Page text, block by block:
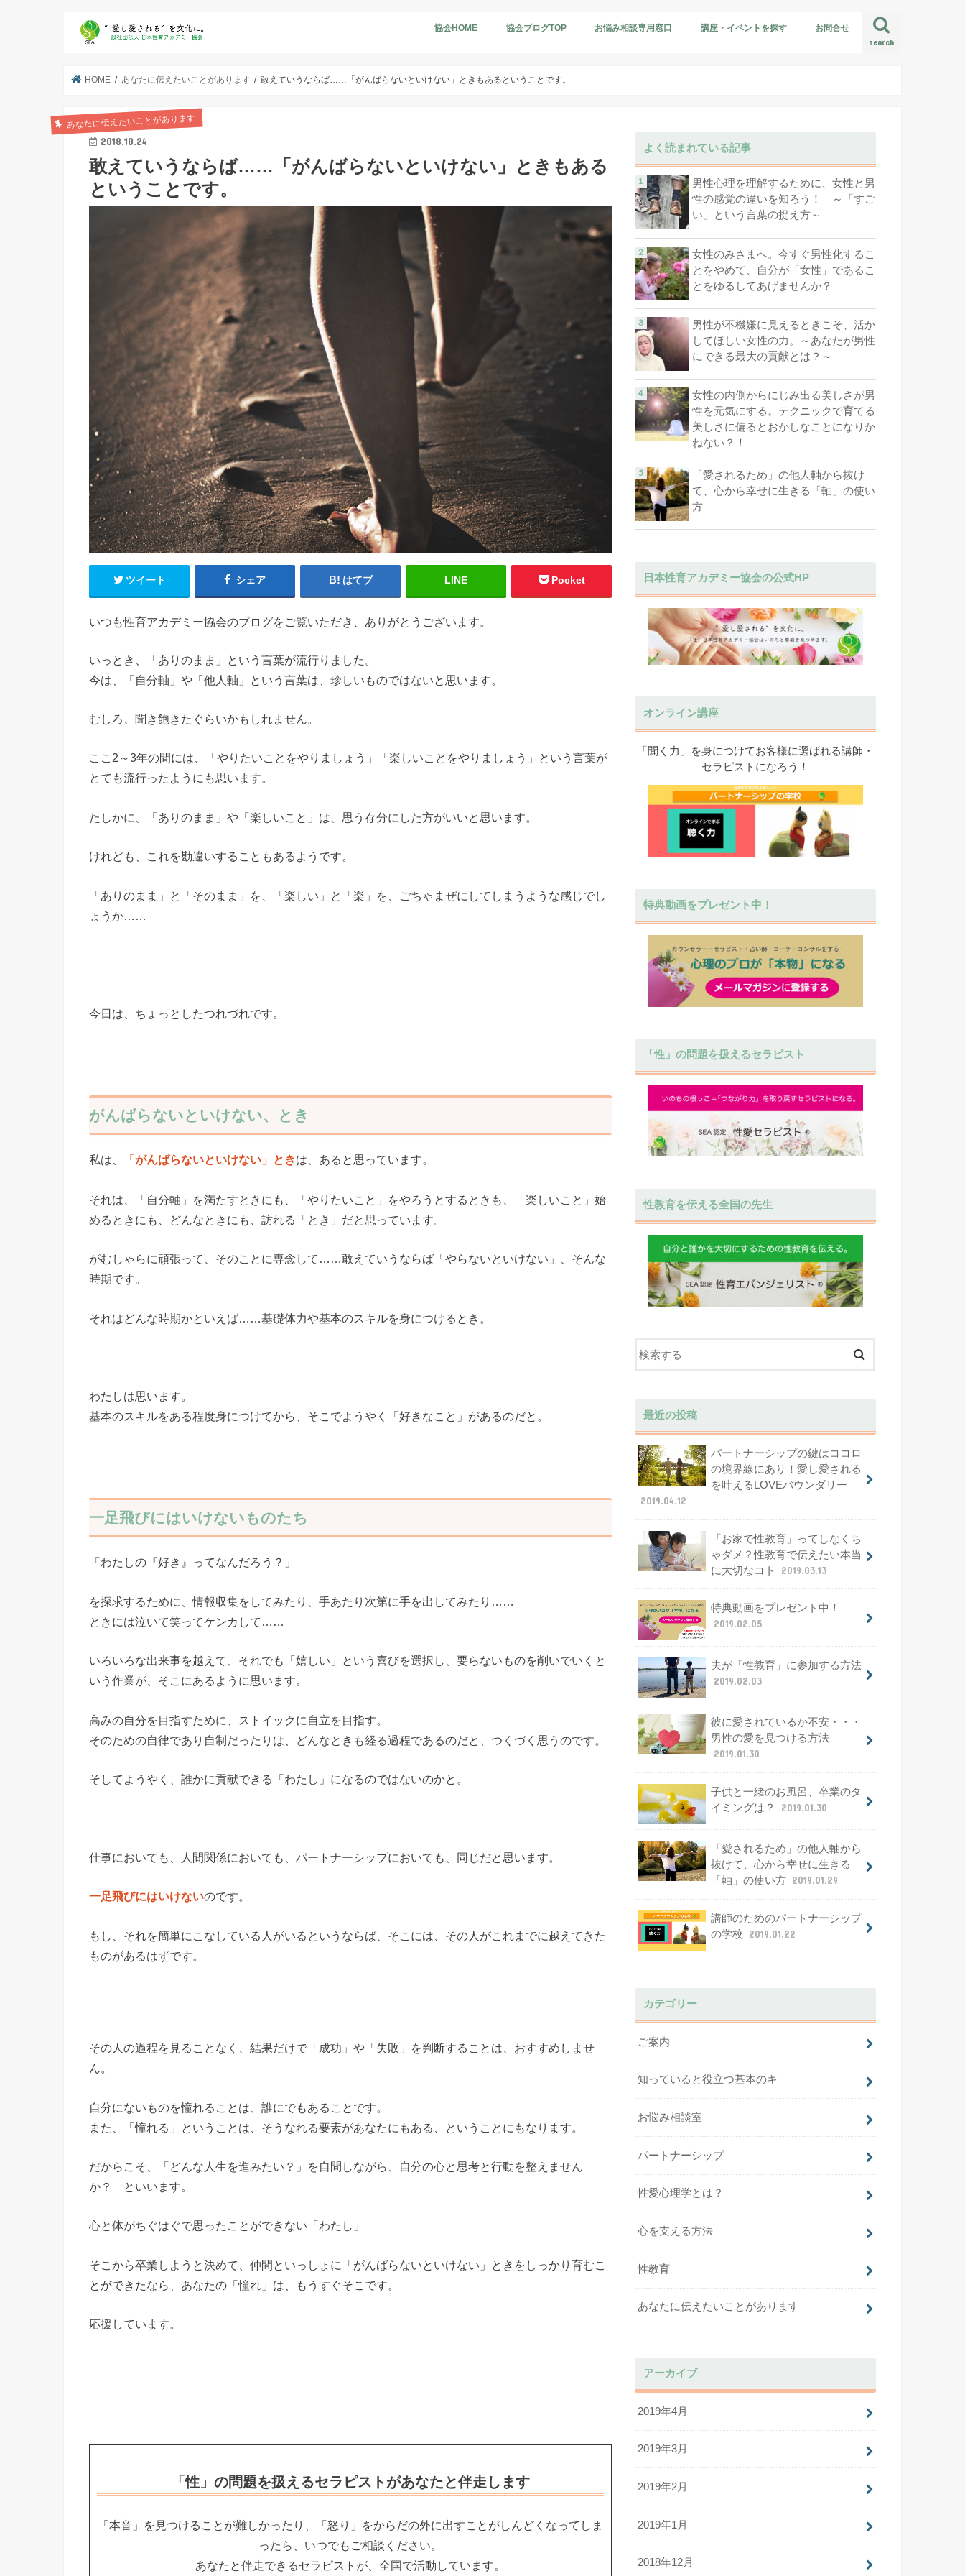
search
協会HOME 協会ブログTOP お悩み相談専用窓口 講座・イベントを探す お問合せ
HOME あなたに伝えたいことがあります 敢えていうならば……「がんばらないといけない」ときもあるということです。
あなたに伝えたいことがあります
2018.10.24
敢えていうならば……「がんばらないといけない」ときもある
ということです。
ツイート シェア はてブ LINE Pocket
いつも性育アカデミー協会のブログをご覧いただき、ありがとうございます。
いっとき、「ありのまま」という言葉が流行りました。
今は、「自分軸」や「他人軸」という言葉は、珍しいものではないと思います。
むしろ、聞き飽きたぐらいかもしれません。
ここ2～3年の間には、「やりたいことをやりましょう」「楽しいことをやりましょう」という言葉が
とても流行ったようにも思います。
たしかに、「ありのまま」や「楽しいこと」は、思う存分にした方がいいと思います。
けれども、これを勘違いすることもあるようです。
「ありのまま」と「そのまま」を、「楽しい」と「楽」を、ごちゃまぜにしてしまうような感じでし
ょうか……
今日は、ちょっとしたつれづれです。
がんばらないといけない、とき
私は、 「がんばらないといけない」ときは、あると思っています。
それは、「自分軸」を満たすときにも、「やりたいこと」をやろうとするときも、「楽しいこと」始
めるときにも、どんなときにも、訪れる「とき」だと思っています。
がむしゃらに頑張って、そのことに専念して……敢えていうならば「やらないといけない」、そんな
時期です。
それはどんな時期かといえば……基礎体力や基本のスキルを身につけるとき。
わたしは思います。
基本のスキルをある程度身につけてから、そこでようやく「好きなこと」があるのだと。
一足飛びにはいけないものたち
「わたしの『好き』ってなんだろう？」
を探求するために、情報収集をしてみたり、手あたり次第に手を出してみたり……
ときには泣いて笑ってケンカして……
いろいろな出来事を越えて、それでも「嬉しい」という喜びを選択し、要らないものを削いでいくと
いう作業が、そこにあるように思います。
高みの自分を目指すために、ストイックに自立を目指す。
そのための自律であり自制だったりは、どんなときも経る過程であるのだと、つくづく思うのです。
そしてようやく、誰かに貢献できる「わたし」になるのではないのかと。
仕事においても、人間関係においても、パートナーシップにおいても、同じだと思います。
一足飛びにはいけないのです。
もし、それを簡単にこなしている人がいるというならば、そこには、その人がこれまでに越えてきた
ものがあるはずです。
その人の過程を見ることなく、結果だけで「成功」や「失敗」を判断することは、おすすめしませ
ん。
自分にないものを憧れることは、誰にでもあることです。
また、「憧れる」ということは、そうなれる要素があなたにもある、ということにもなります。
だからこそ、「どんな人生を進みたい？」を自問しながら、自分の心と思考と行動を整えません
か？ といいます。
心と体がちぐはぐで思ったことができない「わたし」
そこから卒業しようと決めて、仲間といっしょに「がんばらないといけない」ときをしっかり育むこ
とができたなら、あなたの「憧れ」は、もうすぐそこです。
応援しています。
「性」の問題を扱えるセラピストがあなたと伴走します
「本音」を見つけることが難しかったり、「怒り」をからだの外に出すことがしんどくなってしま
ったら、いつでもご相談ください。
あなたと伴走できるセラピストが、全国で活動しています。
よく読まれている記事
男性心理を理解するために、女性と男
性の感覚の違いを知ろう！ ～「すご
い」という言葉の捉え方～
女性のみさまへ。今すぐ男性化するこ
とをやめて、自分が「女性」であるこ
とをゆるしてあげませんか？
男性が不機嫌に見えるときこそ、活か
してほしい女性の力。～あなたが男性
にできる最大の貢献とは？～
女性の内側からにじみ出る美しさが男
性を元気にする。テクニックで育てる
美しさに偏るとおかしなことになりか
ねない？！
「愛されるため」の他人軸から抜け
て、心から幸せに生きる「軸」の使い
方
日本性育アカデミー協会の公式HP
オンライン講座
「聞く力」を身につけてお客様に選ばれる講師・
セラピストになろう！
特典動画をプレゼント中！
「性」の問題を扱えるセラピスト
性教育を伝える全国の先生
最近の投稿
パートナーシップの鍵はココロ
の境界線にあり！愛し愛される
を叶えるLOVEバウンダリー
2019.04.12
「お家で性教育」ってしなくち
ゃダメ？性教育で伝えたい本当
に大切なコト
2019.03.13
特典動画をプレゼント中！
2019.02.05
夫が「性教育」に参加する方法
2019.02.03
彼に愛されているか不安・・・
男性の愛を見つける方法
2019.01.30
子供と一緒のお風呂、卒業のタ
イミングは？
2019.01.30
「愛されるため」の他人軸から
抜けて、心から幸せに生きる
「軸」の使い方 2019.01.29
講師のためのパートナーシップ
の学校
2019.01.22
カテゴリー
ご案内
知っていると役立つ基本のキ
お悩み相談室
パートナーシップ
性愛心理学とは？
心を支える方法
性教育
あなたに伝えたいことがあります
アーカイブ
2019年4月
2019年3月
2019年2月
2019年1月
2018年12月